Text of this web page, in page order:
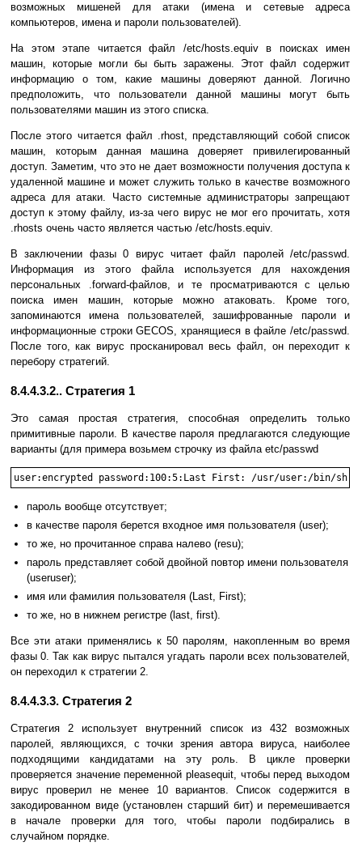
возможных мишеней для атаки (имена и сетевые адреса
компьютеров, имена и пароли пользователей).
На этом этапе читается файл /etc/hosts.equiv в поисках имен
машин, которые могли бы быть заражены. Этот файл содержит
информацию о том, какие машины доверяют данной. Логично
предположить, что пользователи данной машины могут быть
пользователями машин из этого списка.
После этого читается файл .rhost, представляющий собой список
машин, которым данная машина доверяет привилегированный
доступ. Заметим, что это не дает возможности получения доступа к
удаленной машине и может служить только в качестве возможного
адреса для атаки. Часто системные администраторы запрещают
доступ к этому файлу, из-за чего вирус не мог его прочитать, хотя
.rhosts очень часто является частью /etс/hosts.equiv.
В заключении фазы 0 вирус читает файл паролей /etc/passwd.
Информация из этого файла используется для нахождения
персональных .forward-файлов, и те просматриваются с целью
поиска имен машин, которые можно атаковать. Кроме того,
запоминаются имена пользователей, зашифрованные пароли и
информационные строки GECOS, хранящиеся в файле /etc/passwd.
После того, как вирус просканировал весь файл, он переходит к
перебору стратегий.
8.4.4.3.2.. Стратегия 1
Это самая простая стратегия, способная определить только
примитивные пароли. В качестве пароля предлагаются следующие
варианты (для примера возьмем строчку из файла etc/passwd
user:encrypted password:100:5:Last First: /usr/user:/bin/sh
пароль вообще отсутствует;
в качестве пароля берется входное имя пользователя (user);
то же, но прочитанное справа налево (resu);
пароль представляет собой двойной повтор имени пользователя
(useruser);
имя или фамилия пользователя (Last, First);
то же, но в нижнем регистре (last, first).
Все эти атаки применялись к 50 паролям, накопленным во время
фазы 0. Так как вирус пытался угадать пароли всех пользователей,
он переходил к стратегии 2.
8.4.4.3.3. Стратегия 2
Стратегия 2 использует внутренний список из 432 возможных
паролей, являющихся, с точки зрения автора вируса, наиболее
подходящими кандидатами на эту роль. В цикле проверки
проверяется значение переменной pleasequit, чтобы перед выходом
вирус проверил не менее 10 вариантов. Список содержится в
закодированном виде (установлен старший бит) и перемешивается
в начале проверки для того, чтобы пароли подбирались в
случайном порядке.